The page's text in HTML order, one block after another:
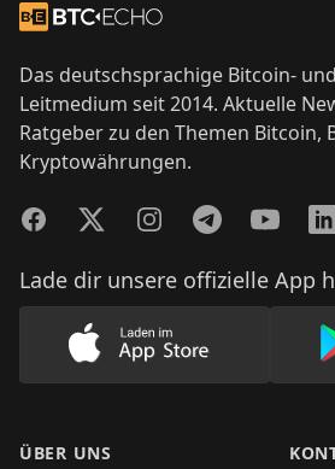
Zur Startseite
Das deutschsprachige Bitcoin-
Leitmedium seit 2014. Aktuelle
Ratgeber zu den Themen Bitcoin,
Kryptowährungen.
FacebookTwitterInstagramTelegramYouTube
Lade dir unsere offizielle App
Lade unsere App im
ÜBER UNS